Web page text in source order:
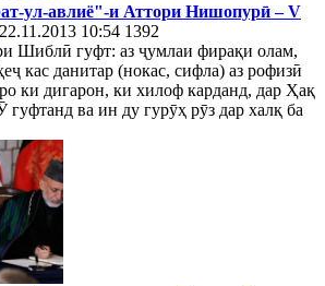
ул-авлиё"-и Аттори Нишопурӣ – V
22.11.2013 10:54 1392
Шиблӣ гуфт: аз ҷумлаи фирақи олам,
кас данитар (нокас, сифла) аз рофизӣ
ки дигарон, ки хилоф карданд, дар Ҳақ
гуфтанд ва ин ду гурӯҳ рӯз дар халқ ба